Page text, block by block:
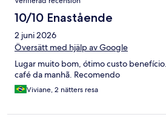
10/10 Enastående
2 juni 2026
Översätt med hjälp av Google
Lugar muito bom, ótimo custo
café da manhã. Recomendo
Viviane, 2 nätters resa